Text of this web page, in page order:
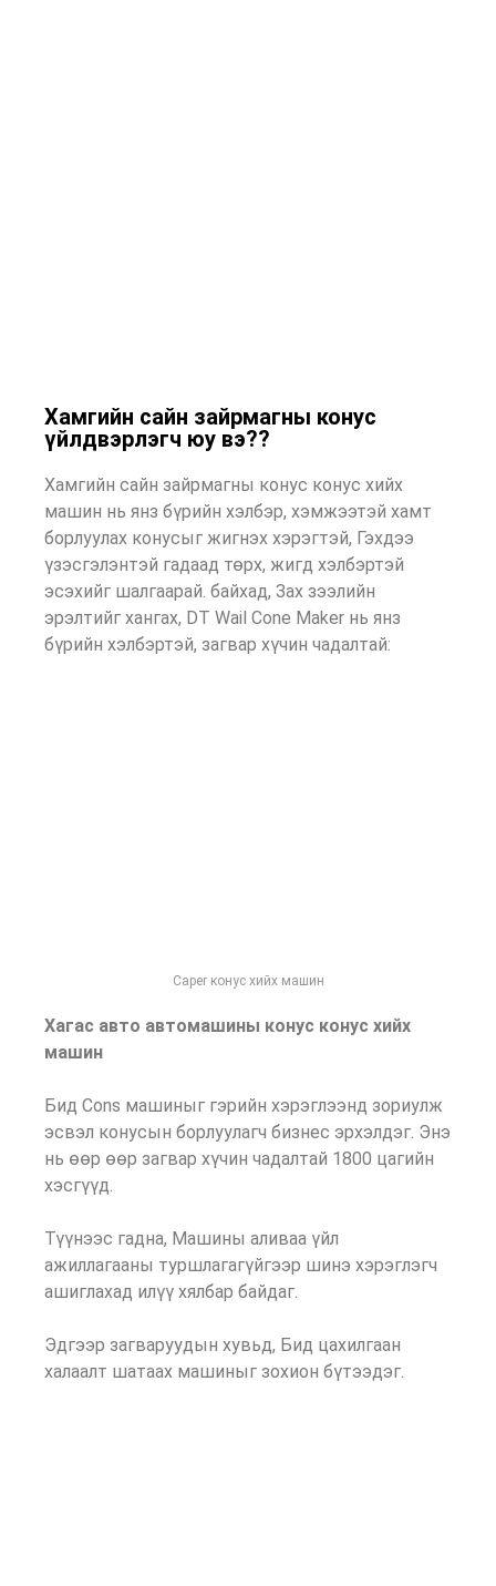
Хамгийн сайн зайрмагны конус
үйлдвэрлэгч юу вэ??
Хамгийн сайн зайрмагны конус конус хийх
машин нь янз бүрийн хэлбэр, хэмжээтэй хамт
борлуулах конусыг жигнэх хэрэгтэй, Гэхдээ
үзэсгэлэнтэй гадаад төрх, жигд хэлбэртэй
эсэхийг шалгаарай. байхад, Зах зээлийн
эрэлтийг хангах, DT Wail Cone Maker нь янз
бүрийн хэлбэртэй, загвар хүчин чадалтай:
Caper конус хийх машин
Хагас авто автомашины конус конус хийх
машин
Бид Cons машиныг гэрийн хэрэглээнд зориулж
эсвэл конусын борлуулагч бизнес эрхэлдэг. Энэ
нь өөр өөр загвар хүчин чадалтай 1800 цагийн
хэсгүүд.
Түүнээс гадна, Машины аливаа үйл
ажиллагааны туршлагагүйгээр шинэ хэрэглэгч
ашиглахад илүү хялбар байдаг.
Эдгээр загваруудын хувьд, Бид цахилгаан
халаалт шатаах машиныг зохион бүтээдэг.